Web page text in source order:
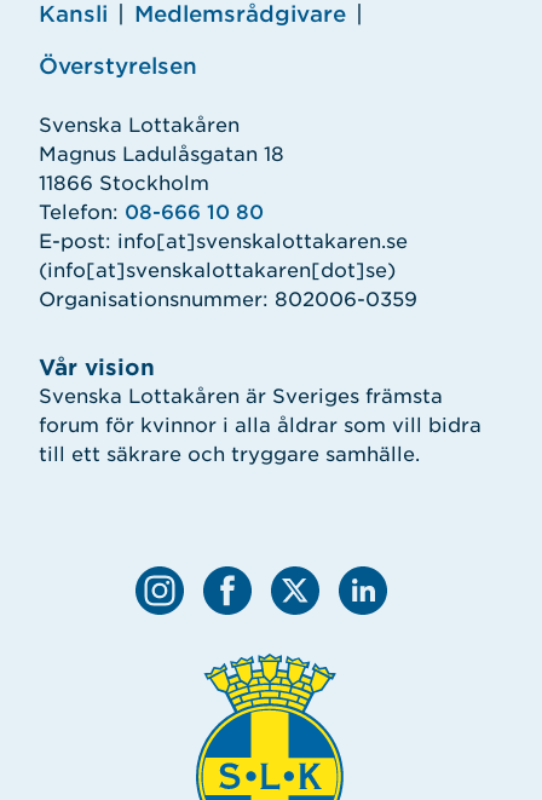
Vår vision
Svenska Lottakåren är Sveriges främsta
forum för kvinnor i alla åldrar som vill bidra
till ett säkrare och tryggare samhälle.
Kansli Medlemsrådgivare
Överstyrelsen
Svenska Lottakåren
Magnus Ladulåsgatan 18
11866 Stockholm
Telefon: 08-666 10 80
E-post: info[at]svenskalottakaren.se
(info[at]svenskalottakaren[dot]se)
Organisationsnummer: 802006-0359